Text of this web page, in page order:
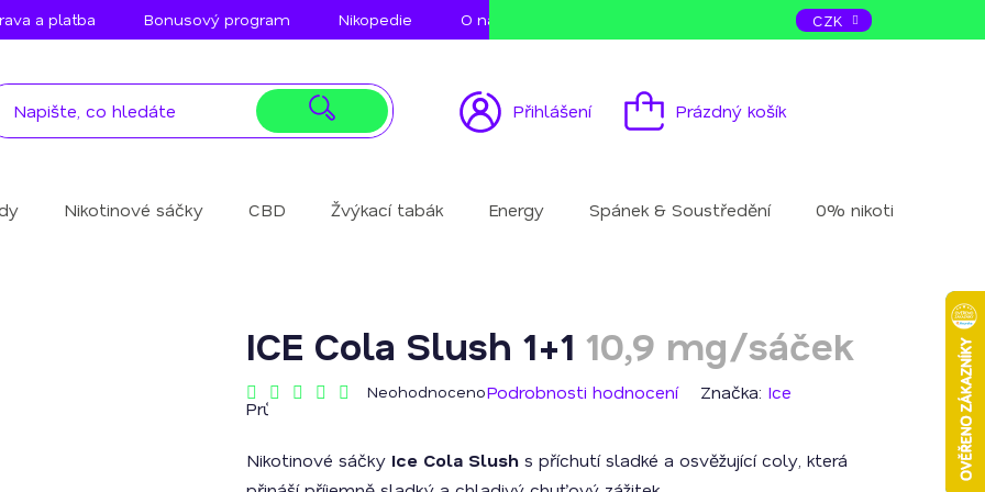
a platba Bonusový program Nikopedie O nás CZK
Přihlášení
Nákupní
Prázdný košík
Nikotinové sáčky CBD Žvýkací tabák Energy Spánek & Soustředění 0% nikotinu
ICE Cola Slush 1+1 10,9 mg/sáček
Průměrné
je
0,0
NeohodnocenoPodrobnosti hodnocení Značka: Ice
Nikotinové sáčky Ice Cola Slush s příchutí sladké a osvěžující coly, která